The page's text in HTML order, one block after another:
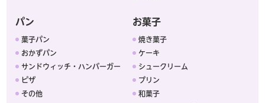
パン
菓子パン
おかずパン
サンドウィッチ・ハンバーガー
ピザ
その他
お菓子
焼き菓子
ケーキ
シュークリーム
プリン
和菓子